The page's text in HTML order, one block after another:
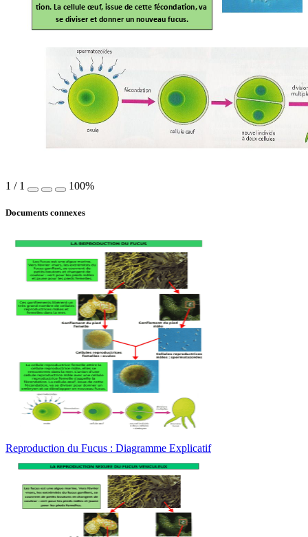
on. La cellule œuf, issue de cee fécondaon, va
se diviser et donner un nouveau fucus.
1 / 1 100%
Documents connexes
Reproduction du Fucus : Diagramme Explicatif